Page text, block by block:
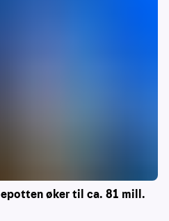
øker til ca. 81 mill.